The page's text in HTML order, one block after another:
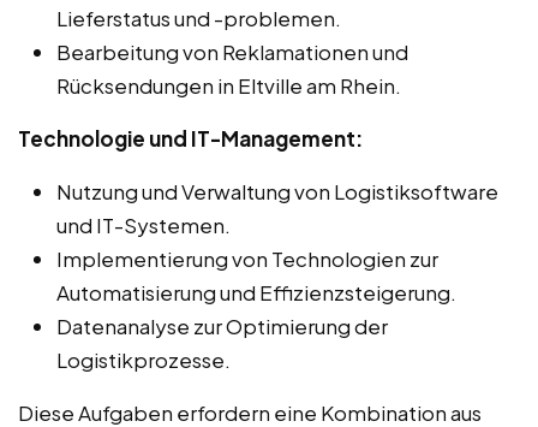
Lieferstatus und -problemen.
Bearbeitung von Reklamationen und
Rücksendungen in Eltville am Rhein.
Technologie und IT-Management:
Nutzung und Verwaltung von Logistiksoftware
und IT-Systemen.
Implementierung von Technologien zur
Automatisierung und Effizienzsteigerung.
Datenanalyse zur Optimierung der
Logistikprozesse.
Diese Aufgaben erfordern eine Kombination aus